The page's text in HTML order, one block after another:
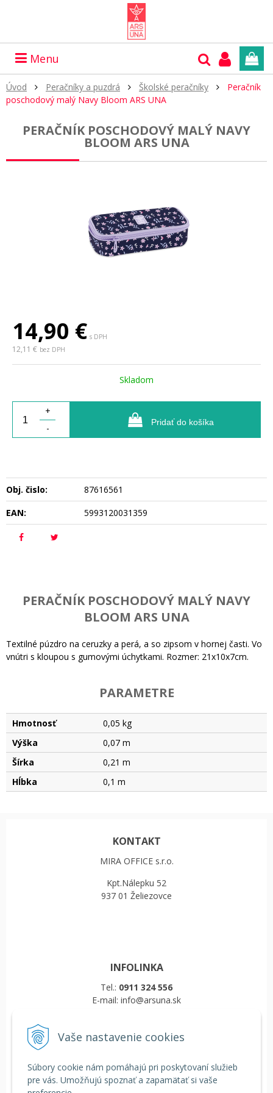
Vaše nastavenie cookies
Súbory cookie nám pomáhajú pri poskytovaní služieb
pre vás. Umožňujú spoznať a zapamätať si vaše
Menu
Úvod Peračníky a puzdrá Školské peračníky
Peračník
poschodový malý Navy Bloom ARS UNA
PERAČNÍK POSCHODOVÝ MALÝ NAVY
BLOOM ARS UNA
14,90 € s DPH
12,11 € bez DPH
Skladom
+
-
Pridať do košíka
Obj. čislo:
87616561
EAN:
5993120031359
PERAČNÍK POSCHODOVÝ MALÝ NAVY
BLOOM ARS UNA
Textilné púzdro na ceruzky a perá, a so zipsom v hornej časti. Vo
vnútri s kloupou s gumovými úchytkami. Rozmer: 21x10x7cm.
PARAMETRE
Hmotnosť
0,05 kg
Výška
0,07 m
Šírka
0,21 m
Hĺbka
0,1 m
KONTAKT
MIRA OFFICE s.r.o.
Kpt.Nálepku 52
937 01 Želiezovce
INFOLINKA
Tel.: 0911 324 556
E-mail: info@arsuna.sk
VŠETKO O NÁKUPE
Reklamačný poriadok
Doprava a platba